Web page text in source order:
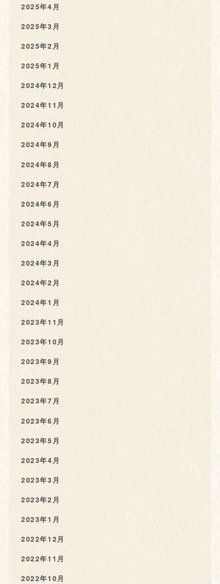
2025年4月
2025年3月
2025年2月
2025年1月
2024年12月
2024年11月
2024年10月
2024年9月
2024年8月
2024年7月
2024年6月
2024年5月
2024年4月
2024年3月
2024年2月
2024年1月
2023年11月
2023年10月
2023年9月
2023年8月
2023年7月
2023年6月
2023年5月
2023年4月
2023年3月
2023年2月
2023年1月
2022年12月
2022年11月
2022年10月